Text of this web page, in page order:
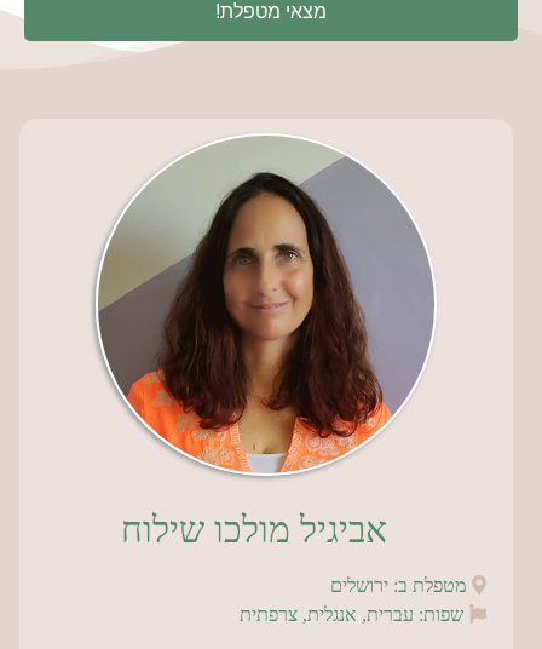
מצאי מטפלת!
אביגיל מולכו שילוח
מטפלת ב: ירושלים
שפות: עברית, אנגלית, צרפתית